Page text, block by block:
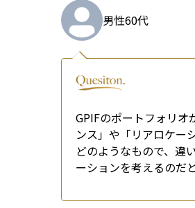
男性60代
GPIFのポートフォリ
ンス」や「リアロケー
どのようなもので、違
ーションを考えるのだ